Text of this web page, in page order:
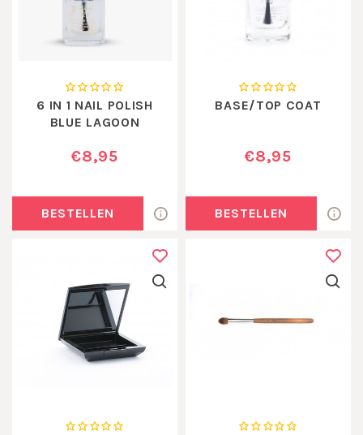
6 IN 1 NAIL POLISH
BLUE LAGOON
€8,95
BESTELLEN
BASE/TOP COAT
€8,95
BESTELLEN